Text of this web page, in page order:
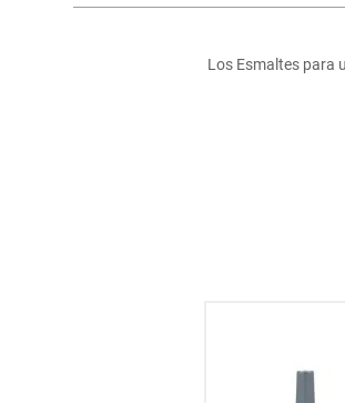
otros
Los Esmaltes para